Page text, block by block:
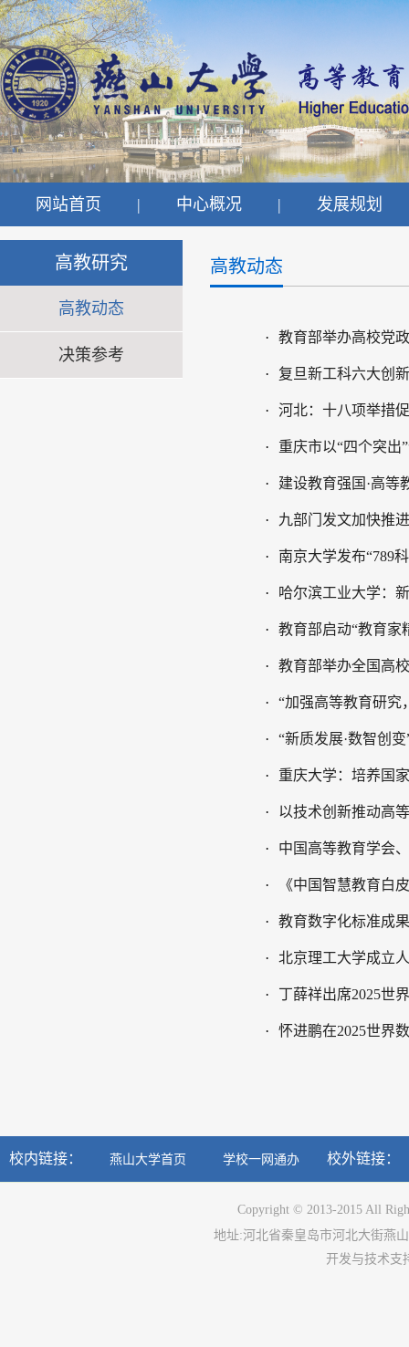
网站首页 | 中心概况 | 发展规划
高教研究
高教动态
决策参考
高教动态
· 教育部举办高校党
· 复旦新工科六大创
· 河北：十八项举措
· 重庆市以“四个突出
· 建设教育强国·高等
· 九部门发文加快推
· 南京大学发布“789
· 哈尔滨工业大学：
· 教育部启动“教育家
· 教育部举办全国高
· “加强高等教育研究
· “新质发展·数智创
· 重庆大学：培养国
· 以技术创新推动高
· 中国高等教育学会
· 《中国智慧教育白
· 教育数字化标准成
· 北京理工大学成立
· 丁薛祥出席2025世
· 怀进鹏在2025世界
校内链接： 燕山大学首页 学校一网通办 校外链接：
Copyright © 2013-2015 All
地址:河北省秦皇岛市河北大街燕
开发与技术支